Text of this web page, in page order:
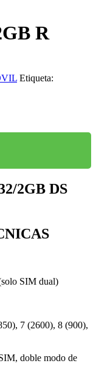
R
Etiqueta:
2GB DS
SIM dual)
7 (2600), 8 (900),
doble modo de